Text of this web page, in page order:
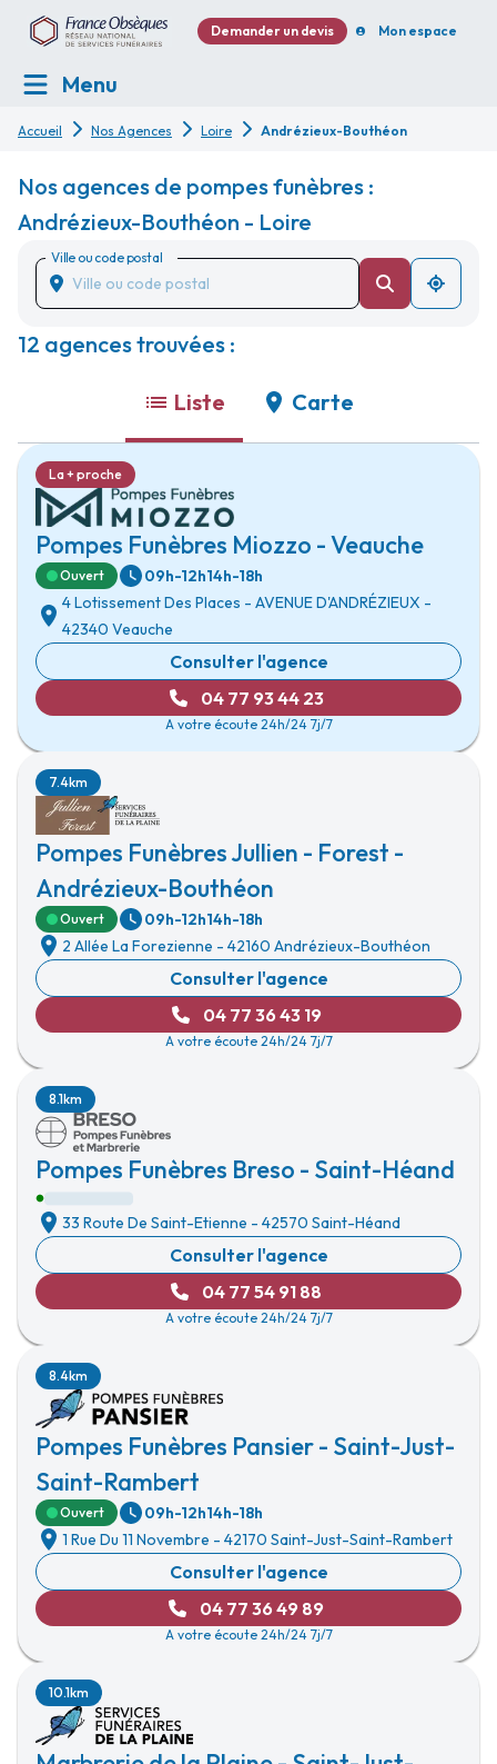
Demander un devis Mon espace
Menu
Accueil Nos Agences Loire Andrézieux-Bouthéon
Nos agences de pompes funèbres :
Andrézieux-Bouthéon - Loire
Ville ou code postal
12 agences trouvées :
Liste Carte
Pompes Funèbres Miozzo - Veauche
La + proche
Ouvert 09h-12h14h-18h
4 Lotissement Des Places - AVENUE D'ANDRÉZIEUX -
42340 Veauche
Consulter l'agence
04 77 93 44 23
A votre écoute 24h/24 7j/7
Pompes Funèbres Jullien - Forest -
Andrézieux-Bouthéon
7.4km
Ouvert 09h-12h14h-18h
2 Allée La Forezienne - 42160 Andrézieux-Bouthéon
Consulter l'agence
04 77 36 43 19
A votre écoute 24h/24 7j/7
Pompes Funèbres Breso - Saint-Héand
8.1km
33 Route De Saint-Etienne - 42570 Saint-Héand
Consulter l'agence
04 77 54 91 88
A votre écoute 24h/24 7j/7
Pompes Funèbres Pansier - Saint-Just-
Saint-Rambert
8.4km
Ouvert 09h-12h14h-18h
1 Rue Du 11 Novembre - 42170 Saint-Just-Saint-Rambert
Consulter l'agence
04 77 36 49 89
A votre écoute 24h/24 7j/7
10.1km